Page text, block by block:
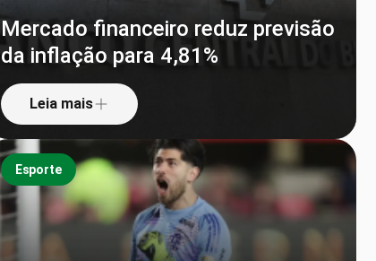
Mercado financeiro reduz previsão
da inflação para 4,81%
Leia mais
Esporte